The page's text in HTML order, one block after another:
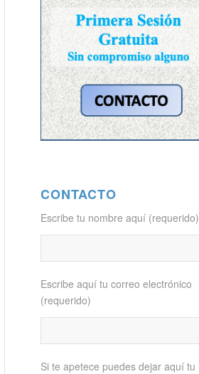
CONTACTO
Escribe tu nombre aquí (requerido)
Escribe aquí tu correo electrónico
(requerido)
Si te apetece puedes dejar aquí tu